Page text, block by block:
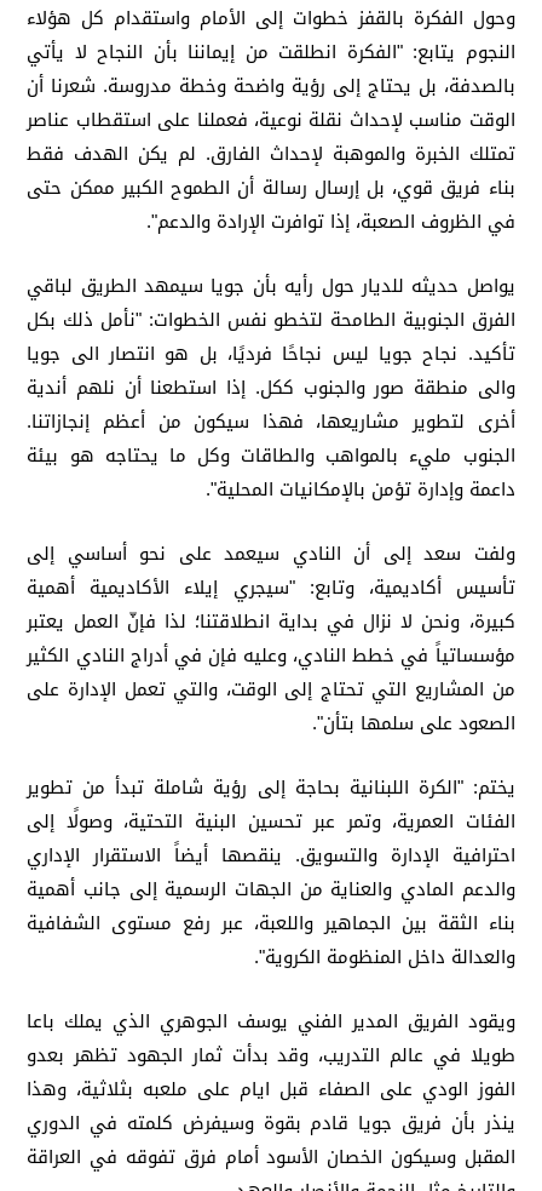
وحول الفكرة بالقفز خطوات إلى الأمام واستقدام كل هؤلاء
النجوم يتابع: "الفكرة انطلقت من إيماننا بأن النجاح لا يأتي
بالصدفة، بل يحتاج إلى رؤية واضحة وخطة مدروسة. شعرنا أن
الوقت مناسب لإحداث نقلة نوعية، فعملنا على استقطاب عناصر
تمتلك الخبرة والموهبة لإحداث الفارق. لم يكن الهدف فقط
بناء فريق قوي، بل إرسال رسالة أن الطموح الكبير ممكن حتى
في الظروف الصعبة، إذا توافرت الإرادة والدعم".
يواصل حديثه للديار حول رأيه بأن جويا سيمهد الطريق لباقي
الفرق الجنوبية الطامحة لتخطو نفس الخطوات: "نأمل ذلك بكل
تأكيد. نجاح جويا ليس نجاحًا فرديًا، بل هو انتصار الى جويا
والى منطقة صور والجنوب ككل. إذا استطعنا أن نلهم أندية
أخرى لتطوير مشاريعها، فهذا سيكون من أعظم إنجازاتنا.
الجنوب مليء بالمواهب والطاقات وكل ما يحتاجه هو بيئة
داعمة وإدارة تؤمن بالإمكانيات المحلية".
ولفت سعد إلى أن النادي سيعمد على نحو أساسي إلى
تأسيس أكاديمية، وتابع: "سيجري إيلاء الأكاديمية أهمية
كبيرة، ونحن لا نزال في بداية انطلاقتنا؛ لذا فإنّ العمل يعتبر
مؤسساتياً في خطط النادي، وعليه فإن في أدراج النادي الكثير
من المشاريع التي تحتاج إلى الوقت، والتي تعمل الإدارة على
الصعود على سلمها بتأن".
يختم: "الكرة اللبنانية بحاجة إلى رؤية شاملة تبدأ من تطوير
الفئات العمرية، وتمر عبر تحسين البنية التحتية، وصولًا إلى
احترافية الإدارة والتسويق. ينقصها أيضاً الاستقرار الإداري
والدعم المادي والعناية من الجهات الرسمية إلى جانب أهمية
بناء الثقة بين الجماهير واللعبة، عبر رفع مستوى الشفافية
والعدالة داخل المنظومة الكروية".
ويقود الفريق المدير الفني يوسف الجوهري الذي يملك باعا
طويلا في عالم التدريب، وقد بدأت ثمار الجهود تظهر بعدو
الفوز الودي على الصفاء قبل ايام على ملعبه بثلاثية، وهذا
ينذر بأن فريق جويا قادم بقوة وسيفرض كلمته في الدوري
المقبل وسيكون الخصان الأسود أمام فرق تفوقه في العراقة